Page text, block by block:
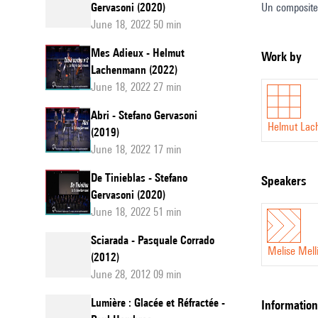
Gervasoni (2020)
June 18, 2022 50 min
Mes Adieux - Helmut
Lachenmann (2022)
June 18, 2022 27 min
Abri - Stefano Gervasoni
(2019)
June 18, 2022 17 min
De Tinieblas - Stefano
Gervasoni (2020)
June 18, 2022 51 min
Sciarada - Pasquale Corrado
(2012)
June 28, 2012 09 min
Lumière : Glacée et Réfractée -
Un
davantage
Celle-ci a
somme, la
devient
de l’œuvre.
«My
Helmut
Traduit de
Work by
Helmut
speakers
Melise
information